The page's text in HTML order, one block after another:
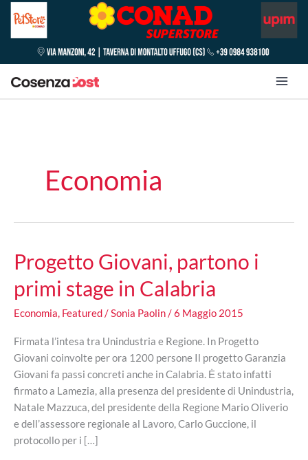
Economia
Progetto Giovani, partono i
primi stage in Calabria
Economia, Featured/Sonia Paolin/6 Maggio 2015
Firmata l’intesa tra Unindustria e Regione. In Progetto
Giovani coinvolte per ora 1200 persone Il progetto Garanzia
Giovani fa passi concreti anche in Calabria. Ė stato infatti
firmato a Lamezia, alla presenza del presidente di Unindustria,
Natale Mazzuca, del presidente della Regione Mario Oliverio
e dell’assessore regionale al Lavoro, Carlo Guccione, il
protocollo per i […]